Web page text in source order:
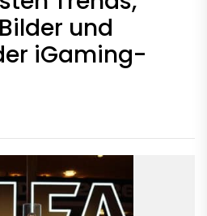
und
iGaming-